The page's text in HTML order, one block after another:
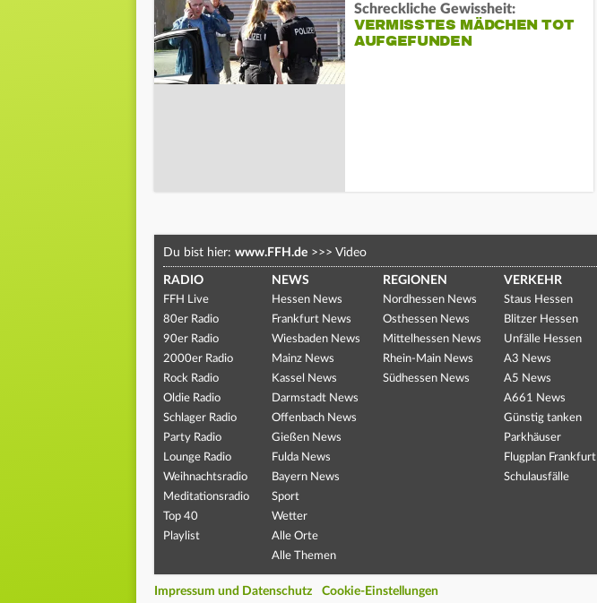
Schreckliche Gewissheit:
VERMISSTES MÄDCHEN TOT
AUFGEFUNDEN
Du bist hier: www.FFH.de >>> Video
RADIO
FFH Live
80er Radio
90er Radio
2000er Radio
Rock Radio
Oldie Radio
Schlager Radio
Party Radio
Lounge Radio
Weihnachtsradio
Meditationsradio
Top 40
Playlist
NEWS
Hessen News
Frankfurt News
Wiesbaden News
Mainz News
Kassel News
Darmstadt News
Offenbach News
Gießen News
Fulda News
Bayern News
Sport
Wetter
Alle Orte
Alle Themen
REGIONEN
Nordhessen News
Osthessen News
Mittelhessen News
Rhein-Main News
Südhessen News
VERKEHR
Staus Hessen
Blitzer Hessen
Unfälle Hessen
A3 News
A5 News
A661 News
Günstig tanken
Parkhäuser
Flugplan Frankfurt
Schulausfälle
Impressum und Datenschutz Cookie-Einstellungen